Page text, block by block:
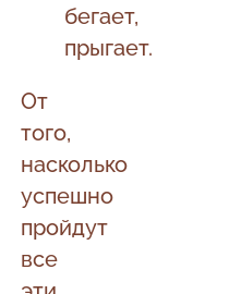
бегает,
прыгает.
От
того,
насколько
успешно
пройдут
все